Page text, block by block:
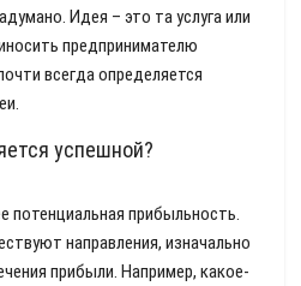
Идея – это та услуга или
предпринимателю
всегда определяется
успешной?
потенциальная прибыльность.
направления, изначально
прибыли. Например, какое-